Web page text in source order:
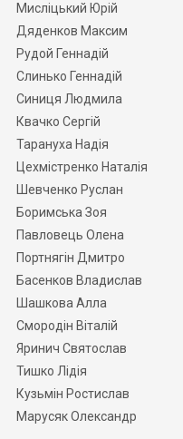
Мисліцький Юрій
Дяденков Максим
Рудой Геннадій
Слинько Геннадій
Синиця Людмила
Квачко Сергій
Тарануха Надія
Цехмістренко Наталія
Шевченко Руслан
Боримська Зоя
Павловець Олена
Портнягін Дмитро
Басенков Владислав
Шашкова Алла
Смородін Віталій
Яринич Святослав
Тишко Лідія
Кузьмін Ростислав
Марусяк Олександр